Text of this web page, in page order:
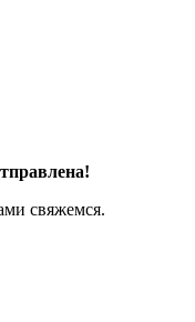
свяжемся.